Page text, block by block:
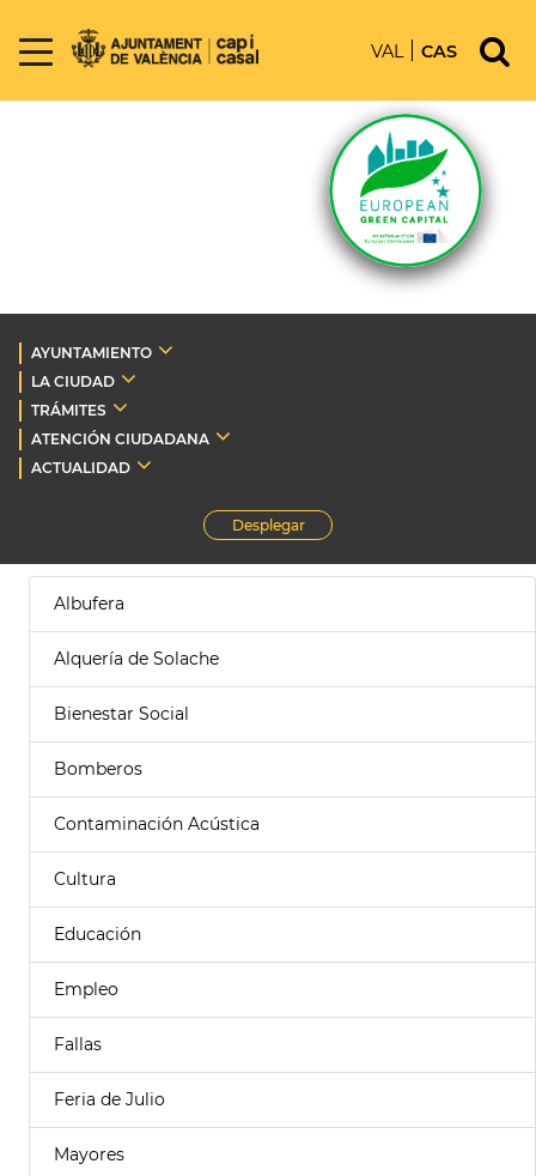
VAL CAS
AYUNTAMIENTO
LA CIUDAD
TRÁMITES
ATENCIÓN CIUDADANA
ACTUALIDAD
Desplegar
Albufera
Alquería de Solache
Bienestar Social
Bomberos
Contaminación Acústica
Cultura
Educación
Empleo
Fallas
Feria de Julio
Mayores